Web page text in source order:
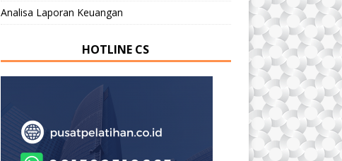
Analisa Laporan Keuangan
HOTLINE CS